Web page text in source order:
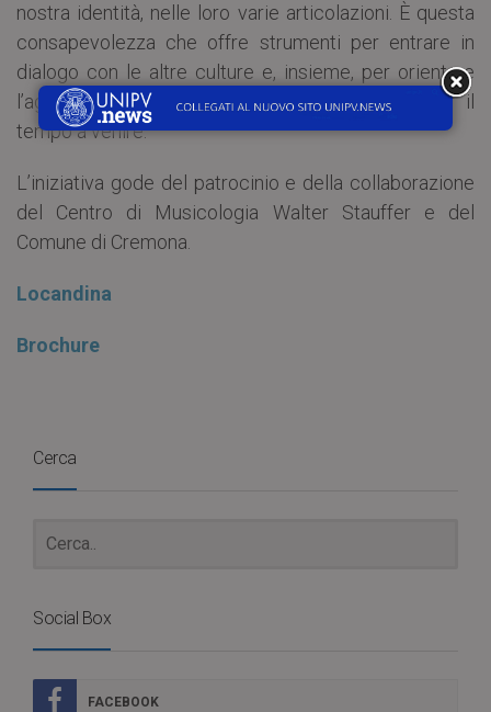
nostra identità, nelle loro varie articolazioni. È questa
consapevolezza che offre strumenti per entrare in
dialogo con le altre culture e, insieme, per orientare
l’agire presente e illuminare la progettualità per il
tempo a venire.
L’iniziativa gode del patrocinio e della collaborazione
del Centro di Musicologia Walter Stauffer e del
Comune di Cremona.
Locandina
Brochure
Cerca
Social Box
FACEBOOK